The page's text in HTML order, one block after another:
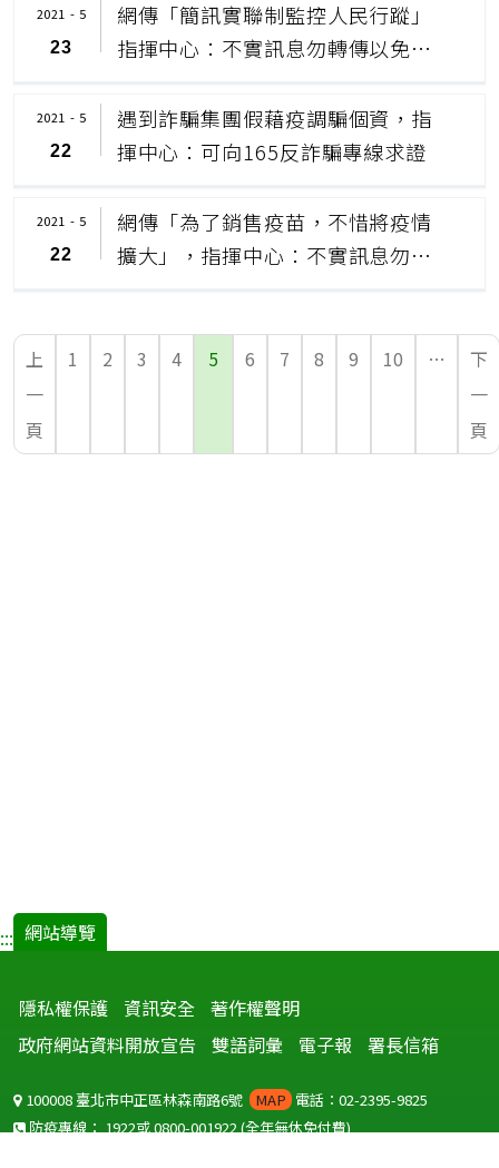
2021 - 5
23
網傳「簡訊實聯制監控人民行蹤」
指揮中心：不實訊息勿轉傳以免觸
2021 - 5
22
遇到詐騙集團假藉疫調騙個資，指
揮中心：可向165反詐騙專線求證
2021 - 5
22
網傳「為了銷售疫苗，不惜將疫情
擴大」，指揮中心：不實訊息勿轉
上
一
頁
1 2 3 4 5 6 7 8 9 10 …
下
一
頁
::: 網站導覽
隱私權保護 資訊安全 著作權聲明
政府網站資料開放宣告
雙語詞彙 電子報 署長信箱
100008 臺北市中正區林森南路6號 MAP 電話：02-2395-9825
防疫專線：1922或0800-001922(全年無休免付費)